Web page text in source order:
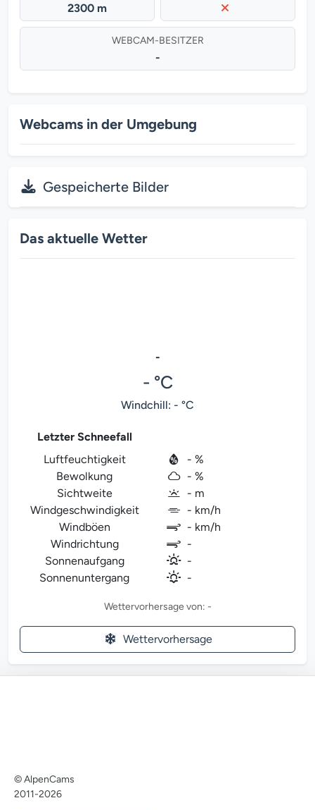
2300 m
WEBCAM-BESITZER
-
Webcams in der Umgebung
Gespeicherte Bilder
Das aktuelle Wetter
-
- °C
Windchill: - °C
Letzter Schneefall
Luftfeuchtigkeit
- %
Bewolkung
- %
Sichtweite
- m
Windgeschwindigkeit
- km/h
Windböen
- km/h
Windrichtung
-
Sonnenaufgang
-
Sonnenuntergang
-
Wettervorhersage von: -
Wettervorhersage
© AlpenCams
2011-2026